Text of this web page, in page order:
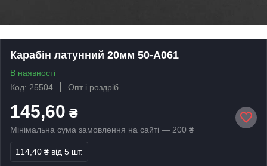
Карабін латунний 20мм 50-А061
В наявності
Код: 25504
Опт і роздріб
145,60 ₴
Мінімальна сума замовлення на сайті — 200 ₴
114,40 ₴ від 5 шт.